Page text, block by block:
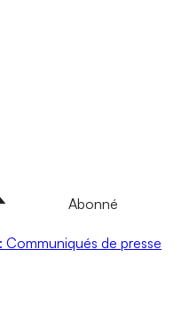
Abonné
Communiqués de presse